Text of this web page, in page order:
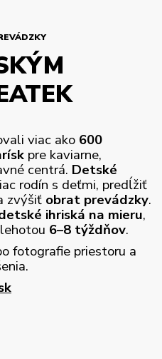
viac ako 600
pre kaviarne,
centrá. Detské
rodín s deťmi, predĺžiť
zvýšiť obrat prevádzky.
ihriská na mieru,
6–8 týždňov.
fotografie priestoru a